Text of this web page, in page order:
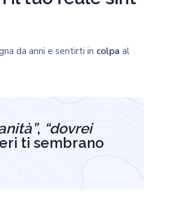
da anni e sentirti in colpa al
, “dovrei
ti sembrano